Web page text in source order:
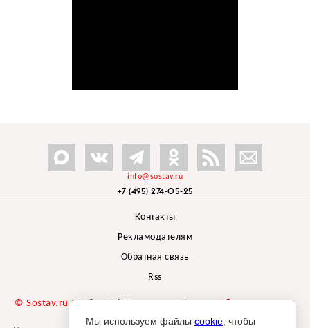
info@sostav.ru
+7 (495) 274-05-25
Контакты
Рекламодателям
Обратная связь
Rss
© Sostav.ru 1998-2026 Независимый проектбрендингового
агентства Depot
Мы используем файлы cookie , чтобы